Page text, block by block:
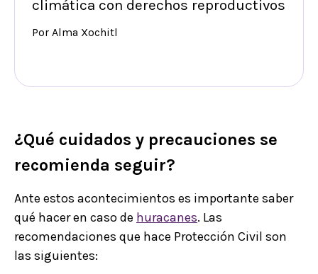
climática con derechos reproductivos
Por Alma Xochitl
¿Qué cuidados y precauciones se
recomienda seguir?
Ante estos acontecimientos es importante saber
qué hacer en caso de huracanes. Las
recomendaciones que hace Protección Civil son
las siguientes: